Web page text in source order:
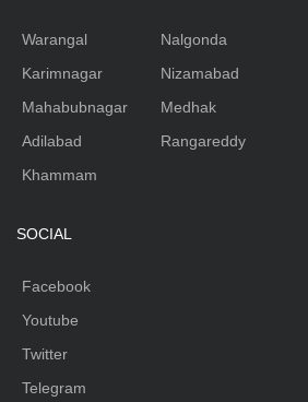
Warangal
Karimnagar
Mahabubnagar
Adilabad
Khammam
Nalgonda
Nizamabad
Medhak
Rangareddy
SOCIAL
Facebook
Youtube
Twitter
Telegram